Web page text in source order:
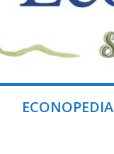
ECONOPEDIA